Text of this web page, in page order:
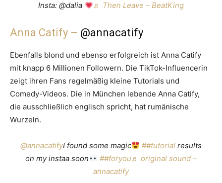
Insta: @dalia
♬ Then Leave – BeatKing
Anna Catify – @annacatify
Ebenfalls blond und ebenso erfolgreich ist Anna Catify
mit knapp 6 Millionen Followern. Die TikTok-Influencerin
zeigt ihren Fans regelmäßig kleine Tutorials und
Comedy-Videos. Die in München lebende Anna Catify,
die ausschließlich englisch spricht, hat rumänische
Wurzeln.
@annacatifyI found some magic ##tutorial results
on my instaa soon
##foryou♬ original sound –
annacatify